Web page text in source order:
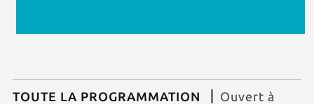
TOUTE LA PROGRAMMATION
Ouvert à